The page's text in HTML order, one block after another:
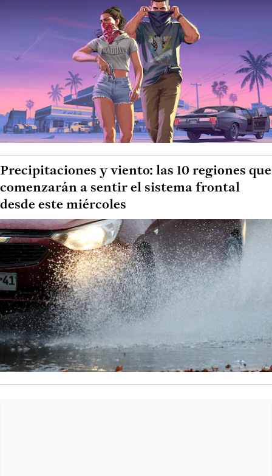
Precipitaciones y viento: las 10 regiones que
comenzarán a sentir el sistema frontal
desde este miércoles